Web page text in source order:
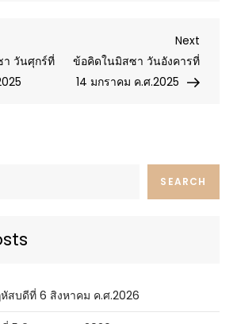
วันศุกร์ที่
Next
Post
Next
ข้อคิดในมิสซา วันอังคารที่
14 มกราคม ค.ศ.2025
SEARCH
สบดีที่ 6 สิงหาคม ค.ศ.2026